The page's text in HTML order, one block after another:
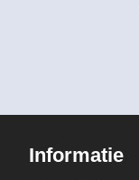
Informatie